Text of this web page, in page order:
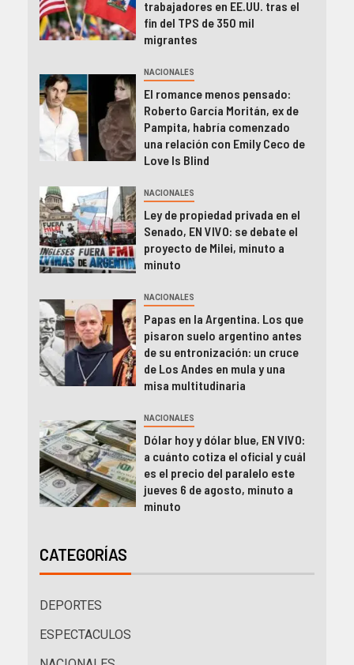
trabajadores en EE.UU. tras el
fin del TPS de 350 mil
migrantes
NACIONALES
El romance menos pensado:
Roberto García Moritán, ex de
Pampita, habría comenzado
una relación con Emily Ceco de
Love Is Blind
NACIONALES
Ley de propiedad privada en el
Senado, EN VIVO: se debate el
proyecto de Milei, minuto a
minuto
NACIONALES
Papas en la Argentina. Los que
pisaron suelo argentino antes
de su entronización: un cruce
de Los Andes en mula y una
misa multitudinaria
NACIONALES
Dólar hoy y dólar blue, EN VIVO:
a cuánto cotiza el oficial y cuál
es el precio del paralelo este
jueves 6 de agosto, minuto a
minuto
CATEGORÍAS
DEPORTES
ESPECTACULOS